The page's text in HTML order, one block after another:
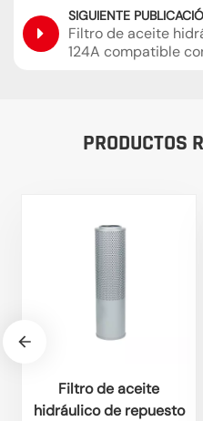
SIGUIENTE
Filtro de aceite
124A compatible
PRODUCTOS
Filtro de aceite
hidráulico de repuesto